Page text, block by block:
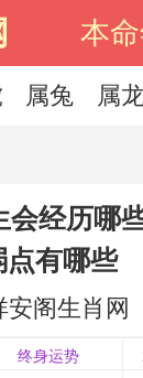
本
属兔 属龙
会经历哪
点有哪些
安阁生肖网
终身运势